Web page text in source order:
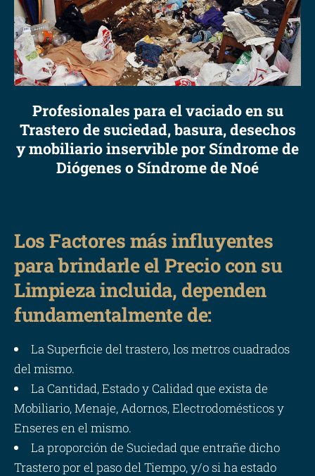
Profesionales para el vaciado en su
Trastero de suciedad, basura, desechos
y mobiliario inservible por Síndrome de
Diógenes o Síndrome de Noé
Los Factores más influyentes
para brindarle el Precio con su
Limpieza incluida, dependen
fundamentalmente de:
La Superficie del trastero, los metros cuadrados
del mismo.
La Cantidad, Estado y Calidad que exista de
Mobiliario, Menaje, Adornos, Electrodomésticos y
Enseres en el mismo.
La proporción de Suciedad que entrañe dicho
Trastero por el paso del Tiempo, y/o si ha estado